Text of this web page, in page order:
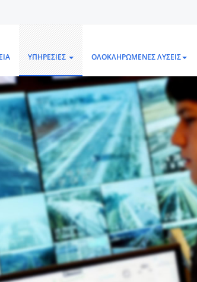
ΥΠΗΡΕΣΙΕΣ ΟΛΟΚΛΗΡΩΜΕΝΕΣ ΛΥΣΕΙΣ